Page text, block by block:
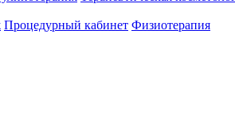
Процедурный кабинет Физиотерапия